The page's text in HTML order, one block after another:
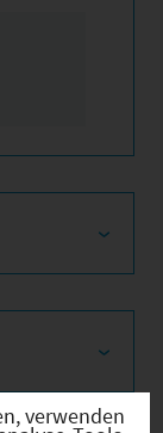
verwenden